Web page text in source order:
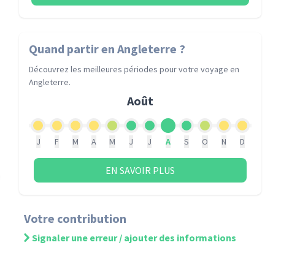
Quand partiren Angleterre ?
Découvrez les meilleures périodes pour votre voyageen
Angleterre.
Août
J F M A M J J A S O N D
EN SAVOIR PLUS
Votre contribution
Signaler une erreur / ajouter des informations